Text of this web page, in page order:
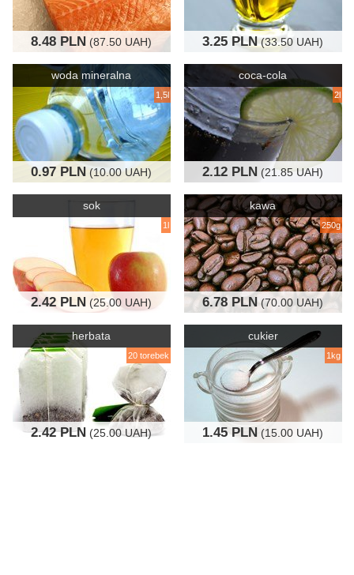
8.48 PLN (87.50 UAH) 3.25 PLN(33.50 UAH)
woda mineralna
1,5l
0.97 PLN (10.00 UAH)
coca-cola
2l
2.12 PLN (21.85 UAH)
sok
1l
2.42 PLN (25.00 UAH)
kawa
250g
6.78 PLN(70.00 UAH)
herbata
20 torebek
2.42 PLN (25.00 UAH)
cukier
1kg
1.45 PLN (15.00 UAH)